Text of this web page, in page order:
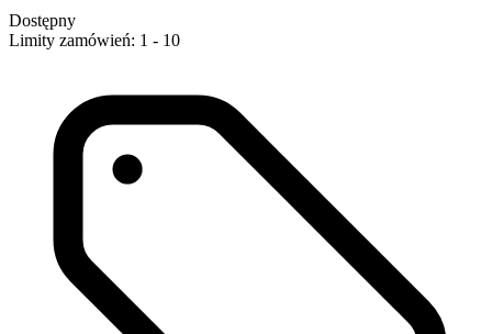
Dostępny
Limity zamówień: 1 - 10